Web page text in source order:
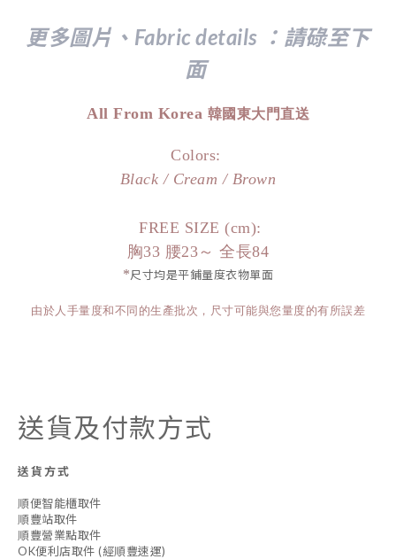
更多圖片、Fabric details ：請碌至下
面
All From Korea 韓國東大門直送
Colors:
Black / Cream / Brown
FREE SIZE (cm):
胸33 腰23～ 全長84
*尺寸均是平鋪量度衣物單面
由於人手量度和不同的生產批次，尺寸可能與您量度的有所誤差
送貨及付款方式
送貨方式
順便智能櫃取件
順豐站取件
順豐營業點取件
OK便利店取件 (經順豐速運)